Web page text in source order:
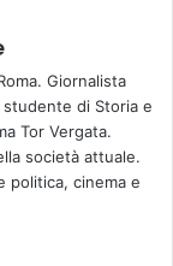
Giornalista
di Storia e
Tor Vergata.
società attuale.
politica, cinema e